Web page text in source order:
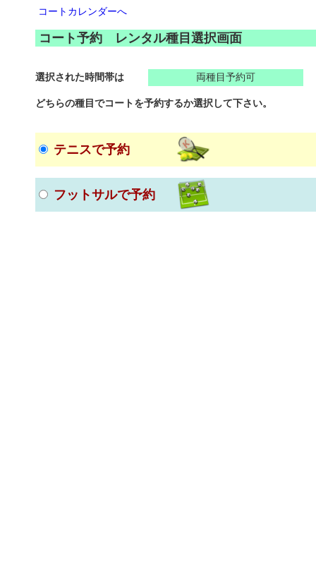
コートカレンダーへ
コート予約 レンタル種目選択画面
選択された時間帯は 両種目予約可
どちらの種目でコートを予約するか選択して下さい。
テニスで予約
フットサルで予約